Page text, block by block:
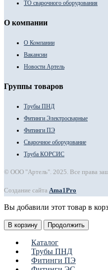
ТО сварочного оборудования
О компании
О Компании
Вакансии
Новости Артель
Группы товаров
Трубы ПНД
Фитинги Электросварные
Фитинги ПЭ
Сварочное оборудование
Труба КОРСИС
© ООО "Артель". 2025. Все права
Создание сайта Ama1Pro
Вы добавили этот товар в
В корзину Продолжить
Каталог
Трубы ПНД
Фитинги ПЭ